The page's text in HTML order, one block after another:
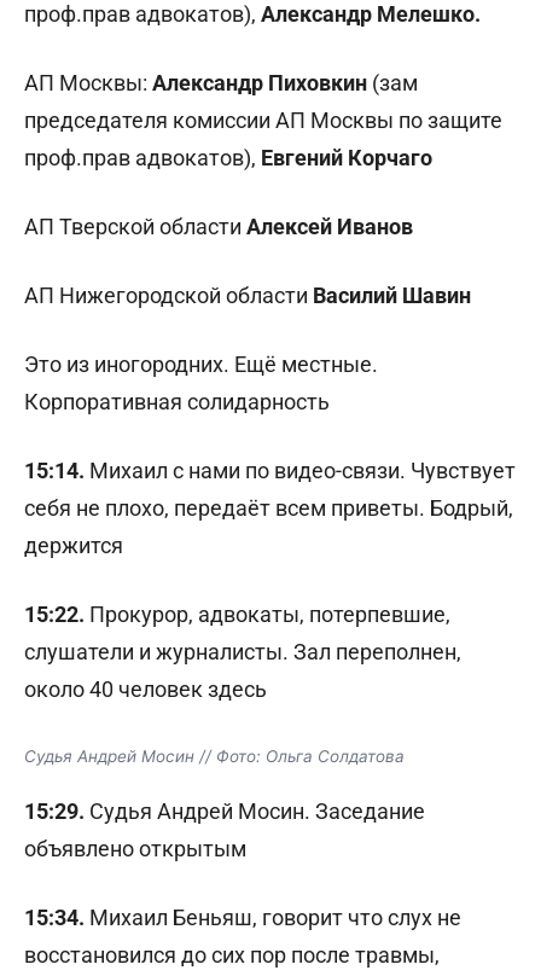
проф.прав адвокатов), Александр Мелешко.
АП Москвы: Александр Пиховкин (зам
председателя комиссии АП Москвы по защите
проф.прав адвокатов), Евгений Корчаго
АП Тверской области Алексей Иванов
АП Нижегородской области Василий Шавин
Это из иногородних. Ещё местные.
Корпоративная солидарность
15:14. Михаил с нами по видео-связи. Чувствует
себя не плохо, передаёт всем приветы. Бодрый,
держится
15:22. Прокурор, адвокаты, потерпевшие,
слушатели и журналисты. Зал переполнен,
около 40 человек здесь
Судья Андрей Мосин // Фото: Ольга Солдатова
15:29. Судья Андрей Мосин. Заседание
объявлено открытым
15:34. Михаил Беньяш, говорит что слух не
восстановился до сих пор после травмы,